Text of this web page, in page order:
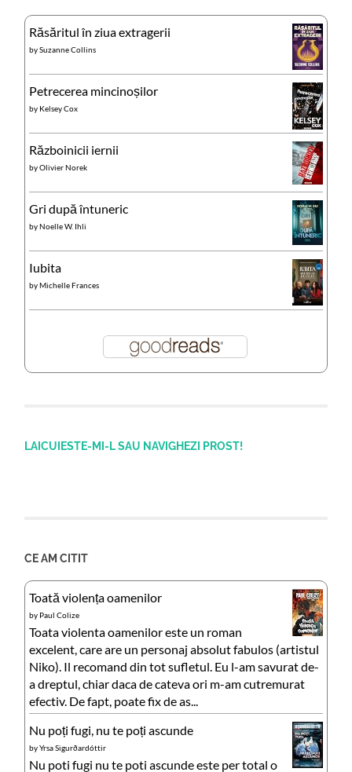
Răsăritul în ziua extragerii
bySuzanne Collins
Petrecerea mincinoșilor
by Kelsey Cox
Războinicii iernii
byOlivier Norek
Gri după întuneric
byNoelle W. Ihli
Iubita
byMichelle Frances
LAICUIESTE-MI-L SAU NAVIGHEZI PROST!
CE AM CITIT
Toată violența oamenilor
by Paul Colize
Toata violenta oamenilor este un roman
excelent, care are un personaj absolut fabulos (artistul
Niko). Il recomand din tot sufletul. Eu l-am savurat de-
a dreptul, chiar daca de cateva ori m-am cutremurat
efectiv. De fapt, poate fix de as...
Nu poți fugi, nu te poți ascunde
byYrsa Sigurðardóttir
Nu poti fugi nu te poti ascunde este per total o